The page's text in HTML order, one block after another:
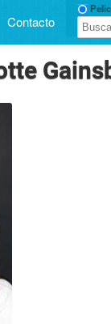
Contacto